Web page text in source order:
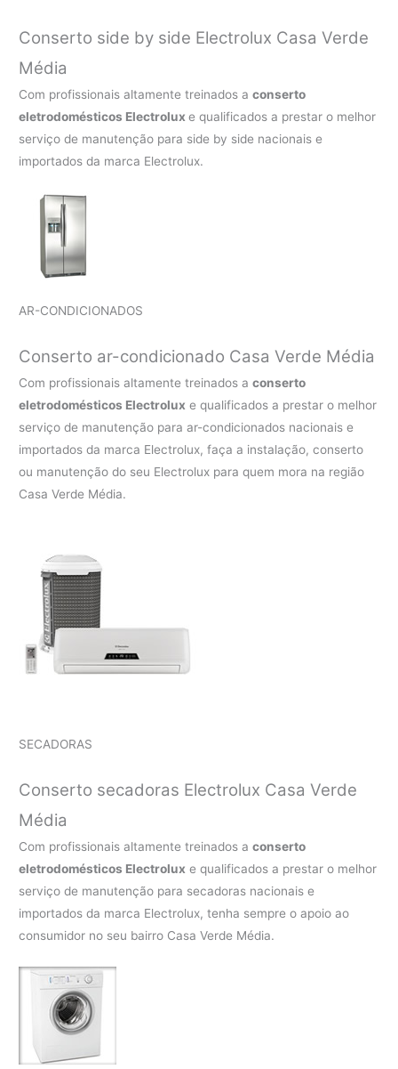
Conserto side by side Electrolux Casa Verde
Média
Com profissionais altamente treinados aconserto
eletrodomésticos Electroluxe qualificados a prestar o melhor
serviço de manutenção para side by side nacionais e
importados da marca Electrolux.
AR-CONDICIONADOS
Conserto ar-condicionado Casa Verde Média
Com profissionais altamente treinados aconserto
eletrodomésticos Electrolux e qualificados a prestar o melhor
serviço de manutenção para ar-condicionados nacionais e
importados da marca Electrolux, faça a instalação, conserto
ou manutenção do seu Electrolux para quem mora na região
Casa Verde Média.
SECADORAS
Conserto secadoras Electrolux Casa Verde
Média
Com profissionais altamente treinados aconserto
eletrodomésticos Electrolux e qualificados a prestar o melhor
serviço de manutenção para secadoras nacionais e
importados da marca Electrolux, tenha sempre o apoio ao
consumidor no seu bairro Casa Verde Média.